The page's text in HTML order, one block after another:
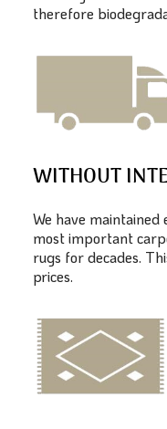
therefore
WITHOUT
We have
most important
rugs for decades.
prices.